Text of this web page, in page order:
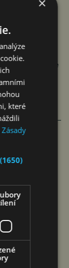
části
do
suverénně
platí. Kdyby
čekalo.
které
Zásady
(1650)